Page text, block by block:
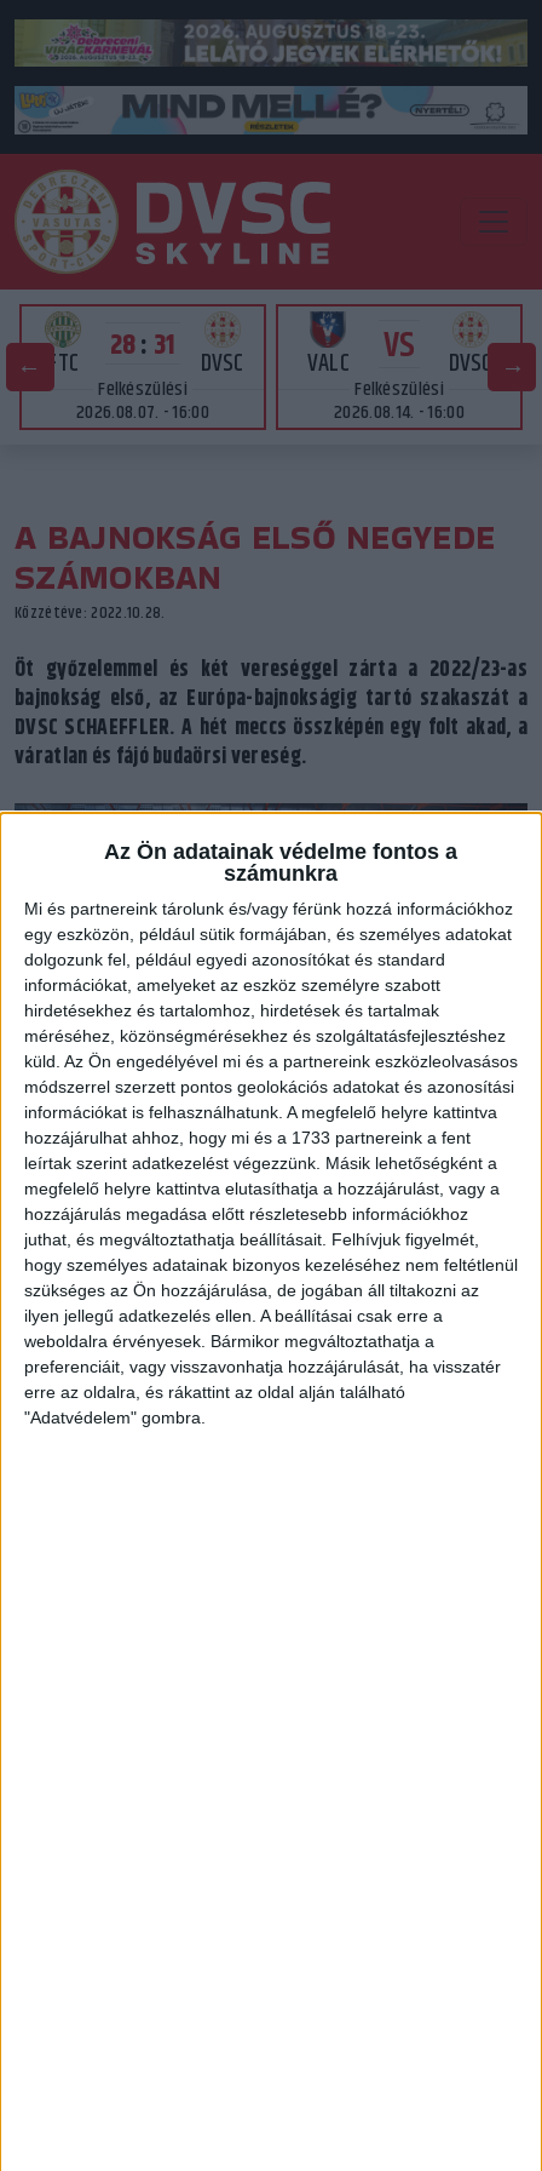
Az Ön adatainak védelme fontos a
számunkra
Mi és partnereink tárolunk és/vagy férünk hozzá információkhoz
egy eszközön, például sütik formájában, és személyes adatokat
dolgozunk fel, például egyedi azonosítókat és standard
információkat, amelyeket az eszköz személyre szabott
hirdetésekhez és tartalomhoz, hirdetések és tartalmak
méréséhez, közönségmérésekhez és szolgáltatásfejlesztéshez
küld. Az Ön engedélyével mi és a partnereink eszközleolvasásos
módszerrel szerzett pontos geolokációs adatokat és azonosítási
információkat is felhasználhatunk. A megfelelő helyre kattintva
hozzájárulhat ahhoz, hogy mi és a 1733 partnereink a fent
leírtak szerint adatkezelést végezzünk. Másik lehetőségként a
megfelelő helyre kattintva elutasíthatja a hozzájárulást, vagy a
hozzájárulás megadása előtt részletesebb információkhoz
juthat, és megváltoztathatja beállításait. Felhívjuk figyelmét,
hogy személyes adatainak bizonyos kezeléséhez nem feltétlenül
szükséges az Ön hozzájárulása, de jogában áll tiltakozni az
ilyen jellegű adatkezelés ellen. A beállításai csak erre a
weboldalra érvényesek. Bármikor megváltoztathatja a
preferenciáit, vagy visszavonhatja hozzájárulását, ha visszatér
erre az oldalra, és rákattint az oldal alján található
"Adatvédelem" gombra.
FTC 28:31 DVSC
Felkészülési
2026.08.07. - 16:00
VALC VS DVSC
Felkészülési
2026.08.14. - 16:00
A BAJNOKSÁG ELSŐ NEGYEDE
SZÁMOKBAN
Közzétéve: 2022.10.28.
Öt győzelemmel és két vereséggel zárta a 2022/23-as
bajnokság első, az Európa-bajnokságig tartó szakaszát a
DVSC SCHAEFFLER. A hét meccs összképén egy folt akad, a
váratlan és fájó budaörsi vereség.
Négy hazai meccsel kezdtük a szezont, s a lányok hibátlan
szeptembert produkáltak, sorrendben az Alba-Fehérvár, az
MTK és a Dunaújváros ellen gyűjtötték be a két pontot.
Október elején győri túra várt a DVSC SCHAEFFLER
együttesére, amely után elégedetten konstatálhattuk, hogy
nagyon közel voltak Szilágyi Zoltán tanítványai az ötszörös
BL-győztes elleni csodához. Végül 25–22-re nyert az ETO, úgy,
hogy a 47. percben még 18–18 volt az eredmény.
Aztán tíz nappal később, Budaörsön teljesen másik arcát
mutatta a csapat, s széteső játékkal szaladt bele egy nagy